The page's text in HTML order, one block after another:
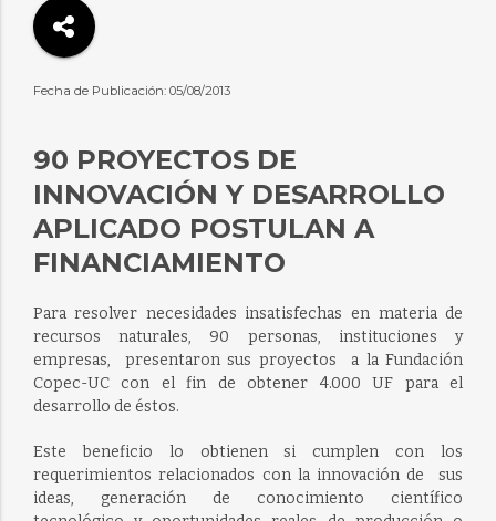
Fecha de Publicación: 05/08/2013
90 PROYECTOS DE
INNOVACIÓN Y DESARROLLO
APLICADO POSTULAN A
FINANCIAMIENTO
Para resolver necesidades insatisfechas en materia de
recursos naturales, 90 personas, instituciones y
empresas, presentaron sus proyectos a la Fundación
Copec-UC con el fin de obtener 4.000 UF para el
desarrollo de éstos.
Este beneficio lo obtienen si cumplen con los
requerimientos relacionados con la innovación de sus
ideas, generación de conocimiento científico